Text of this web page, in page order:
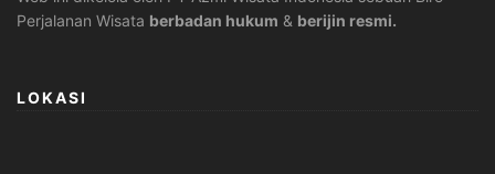
Perjalanan Wisata berbadan hukum & berijin resmi.
LOKASI